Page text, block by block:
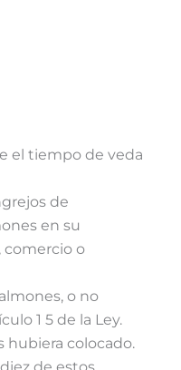
el tiempo de veda
de
en su
comercio o
o no
1 5 de la Ley.
hubiera colocado.